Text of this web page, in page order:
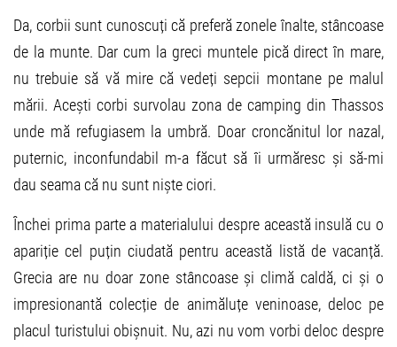
Da, corbii sunt cunoscuți că preferă zonele înalte, stâncoase
de la munte. Dar cum la greci muntele pică direct în mare,
nu trebuie să vă mire că vedeți sepcii montane pe malul
mării. Acești corbi survolau zona de camping din Thassos
unde mă refugiasem la umbră. Doar croncănitul lor nazal,
puternic, inconfundabil m-a făcut să îi urmăresc și să-mi
dau seama că nu sunt niște ciori.
Închei prima parte a materialului despre această insulă cu o
apariție cel puțin ciudată pentru această listă de vacanță.
Grecia are nu doar zone stâncoase și climă caldă, ci și o
impresionantă colecție de animăluțe veninoase, deloc pe
placul turistului obișnuit. Nu, azi nu vom vorbi deloc despre